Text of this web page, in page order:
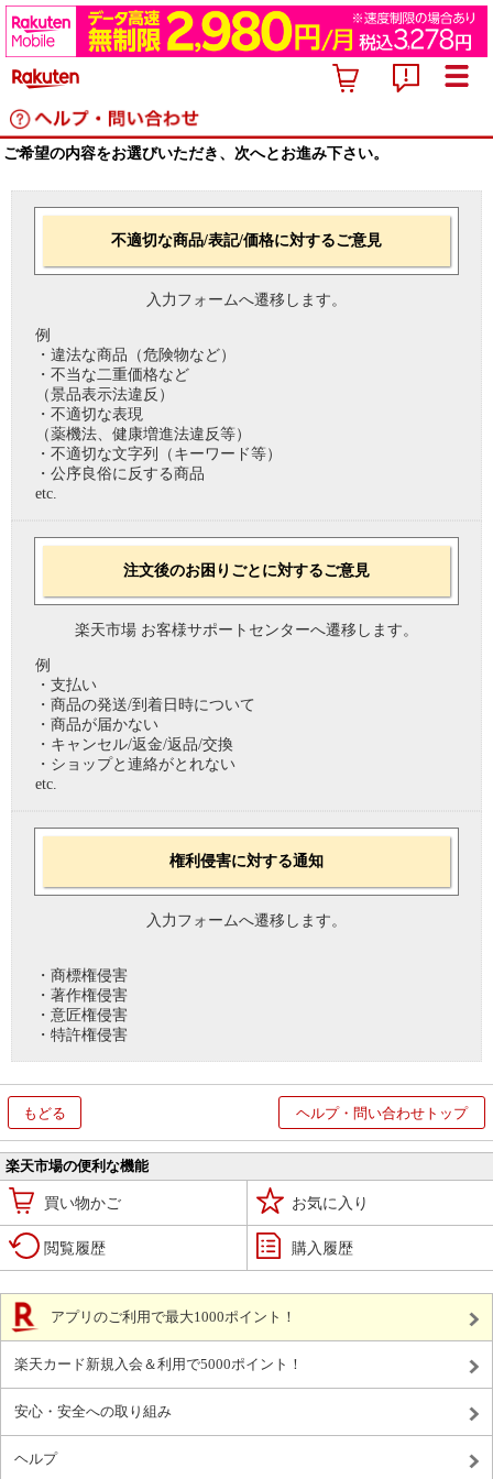
ご希望の内容をお選びいただき、次へとお進み下さい。
不適切な商品/表記/価格に対するご意見
入力フォームへ遷移します。
例
・違法な商品（危険物など）
・不当な二重価格など
（景品表示法違反）
・不適切な表現
（薬機法、健康増進法違反等）
・不適切な文字列（キーワード等）
・公序良俗に反する商品
etc.
注文後のお困りごとに対するご意見
楽天市場 お客様サポートセンターへ遷移します。
例
・支払い
・商品の発送/到着日時について
・商品が届かない
・キャンセル/返金/返品/交換
・ショップと連絡がとれない
etc.
権利侵害に対する通知
入力フォームへ遷移します。
・商標権侵害
・著作権侵害
・意匠権侵害
・特許権侵害
もどる ヘルプ・問い合わせトップ
楽天市場の便利な機能
買い物かご お気に入り
閲覧履歴 購入履歴
アプリのご利用で最大1000ポイント！
楽天カード新規入会＆利用で5000ポイント！
安心・安全への取り組み
ヘルプ